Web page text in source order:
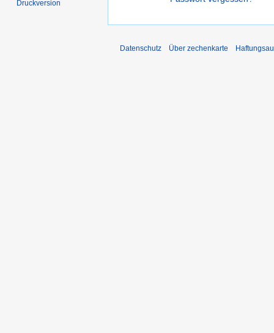
Druckversion
Datenschutz Über zechenkarte